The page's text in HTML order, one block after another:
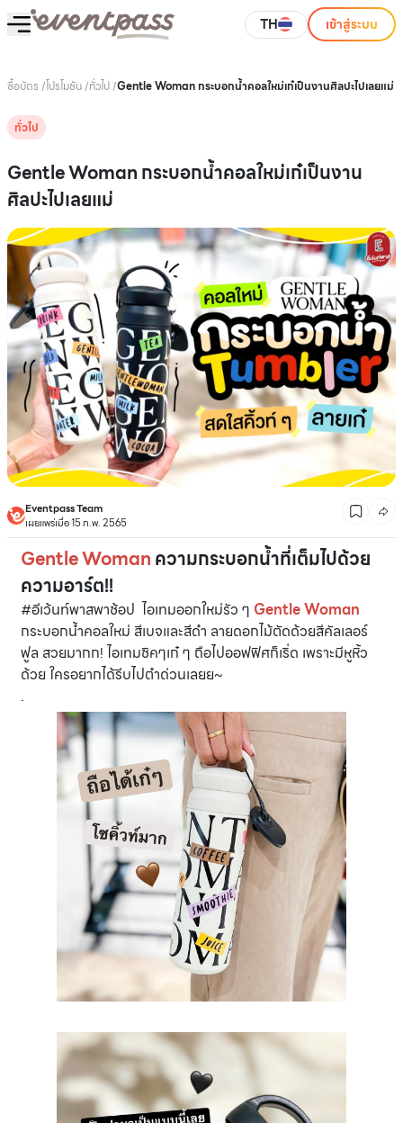
TH เข้าสู่ระบบ
ซื้อบัตร /โปรโมชัน/ทั่วไป/Gentle Woman กระบอกน้ำคอลใหม่เก๋เป็นงานศิลปะไปเลยแม่
ทั่วไป
Gentle Woman กระบอกน้ำคอลใหม่เก๋เป็นงาน
ศิลปะไปเลยแม่
Eventpass Team
เผยแพร่เมื่อ 15 ก.พ. 2565
Gentle Womanความกระบอกน้ำที่เต็มไปด้วย
ความอาร์ต!!
#อีเว้นท์พาสพาช้อป ไอเทมออกใหม่รัว ๆ Gentle Woman
กระบอกน้ำคอลใหม่ สีเบจและสีดำ ลายดอกไม้ตัดด้วยสีคัลเลอร์
ฟูล สวยมากก! ไอเทมชิคๆเก๋ ๆ ถือไปออฟฟิศก็เริ่ด เพราะมีหูหิ้ว
ด้วย ใครอยากได้รีบไปตำด่วนเลยย~
.